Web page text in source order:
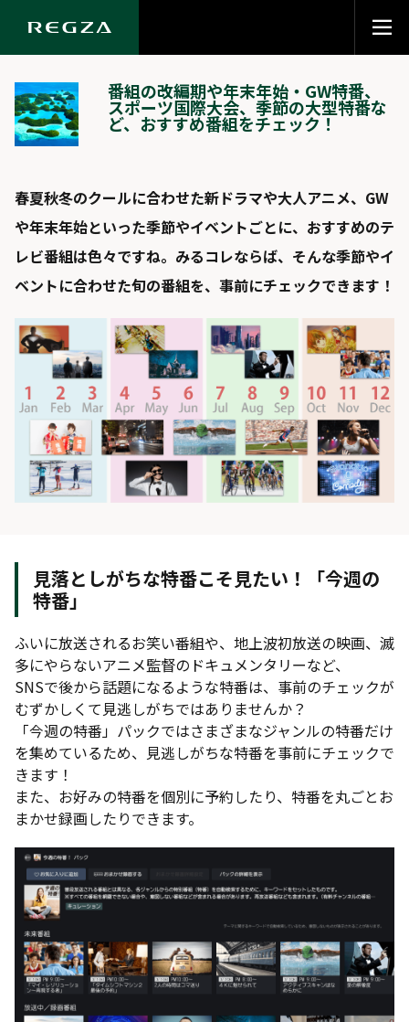
番組の改編期や年末年始・GW特番、
スポーツ国際大会、季節の大型特番な
ど、おすすめ番組をチェック！
春夏秋冬のクールに合わせた新ドラマや大人アニメ、GW
や年末年始といった季節やイベントごとに、おすすめのテ
レビ番組は色々ですね。みるコレならば、そんな季節やイ
ベントに合わせた旬の番組を、事前にチェックできます！
見落としがちな特番こそ見たい！「今週の
特番」
ふいに放送されるお笑い番組や、地上波初放送の映画、滅
多にやらないアニメ監督のドキュメンタリーなど、
SNSで後から話題になるような特番は、事前のチェックが
むずかしくて見逃しがちではありませんか？
「今週の特番」パックではさまざまなジャンルの特番だけ
を集めているため、見逃しがちな特番を事前にチェックで
きます！
また、お好みの特番を個別に予約したり、特番を丸ごとお
まかせ録画したりできます。